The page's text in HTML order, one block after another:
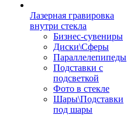
Лазерная гравировка
внутри стекла
Бизнес-сувениры
Диски\Сферы
Параллелепипеды
Подставки с
подсветкой
Фото в стекле
Шары\Подставки
под шары